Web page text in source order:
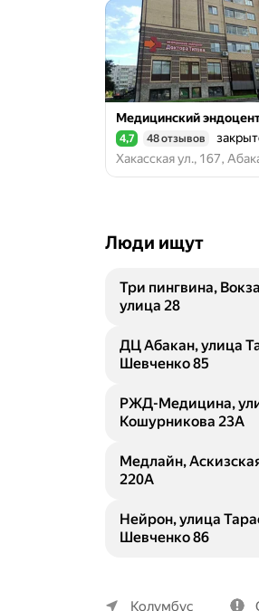
Рейтинг 4,7 из 5
4,7 48 отзывов
закрыто до
Хакасская ул., 167,
Люди ищут
Три пингвина,
улица 28
ДЦ Абакан, улица
Шевченко 85
РЖД-Медицина,
Кошурникова 23А
Медлайн,
220А
Нейрон, улица
Шевченко 86
Колумбус